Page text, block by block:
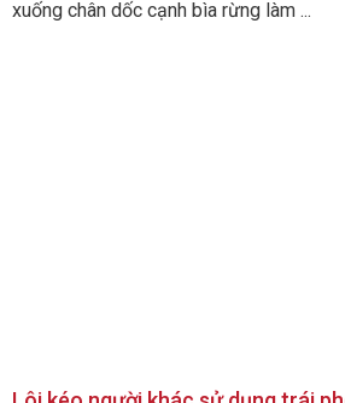
xuống chân dốc cạnh bìa rừng làm ...